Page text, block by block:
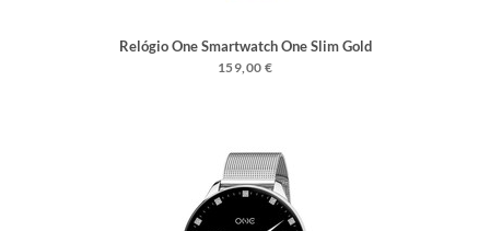
Relógio One Smartwatch One Slim Gold
Links
159,00 €